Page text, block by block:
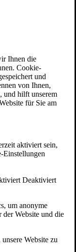
Ihnen die
Cookie-
und
von Ihnen,
und hilft unserem
für Sie am
aktiviert sein,
Einstellungen
Deaktiviert
um anonyme
Website und die
Website zu